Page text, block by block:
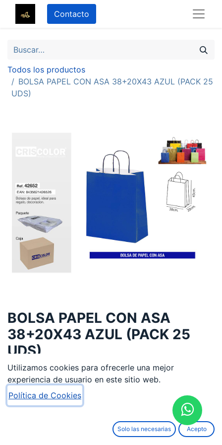
Contacto
Todos los productos
BOLSA PAPEL CON ASA 38+20X43 AZUL (PACK 25
UDS)
BOLSA PAPEL CON ASA
38+20X43 AZUL (PACK 25
UDS)
13,98€
AÑADIR AL CARRITO
Utilizamos cookies para ofrecerle una mejor
experiencia de usuario en este sitio web.
Política de Cookies
Solo las necesarias Acepto